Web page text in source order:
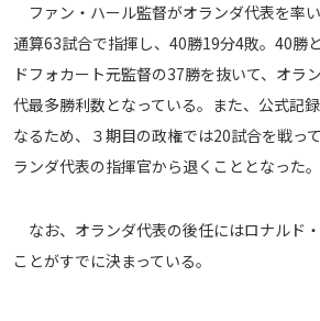
運営会社
ご利用にあたって
プライバシーポリシー
お問い合わせ
© AbemaTV. Inc. All Rights Reserved.
ファン・ハール監督がオランダ代表を率い
通算63試合で指揮し、40勝19分4敗。40勝
ドフォカート元監督の37勝を抜いて、オラ
代最多勝利数となっている。また、公式記
なるため、３期目の政権では20試合を戦っ
ランダ代表の指揮官から退くこととなった。
なお、オランダ代表の後任にはロナルド
ことがすでに決まっている。